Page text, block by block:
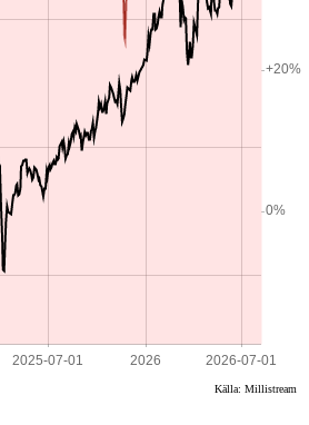
Källa: Millistream